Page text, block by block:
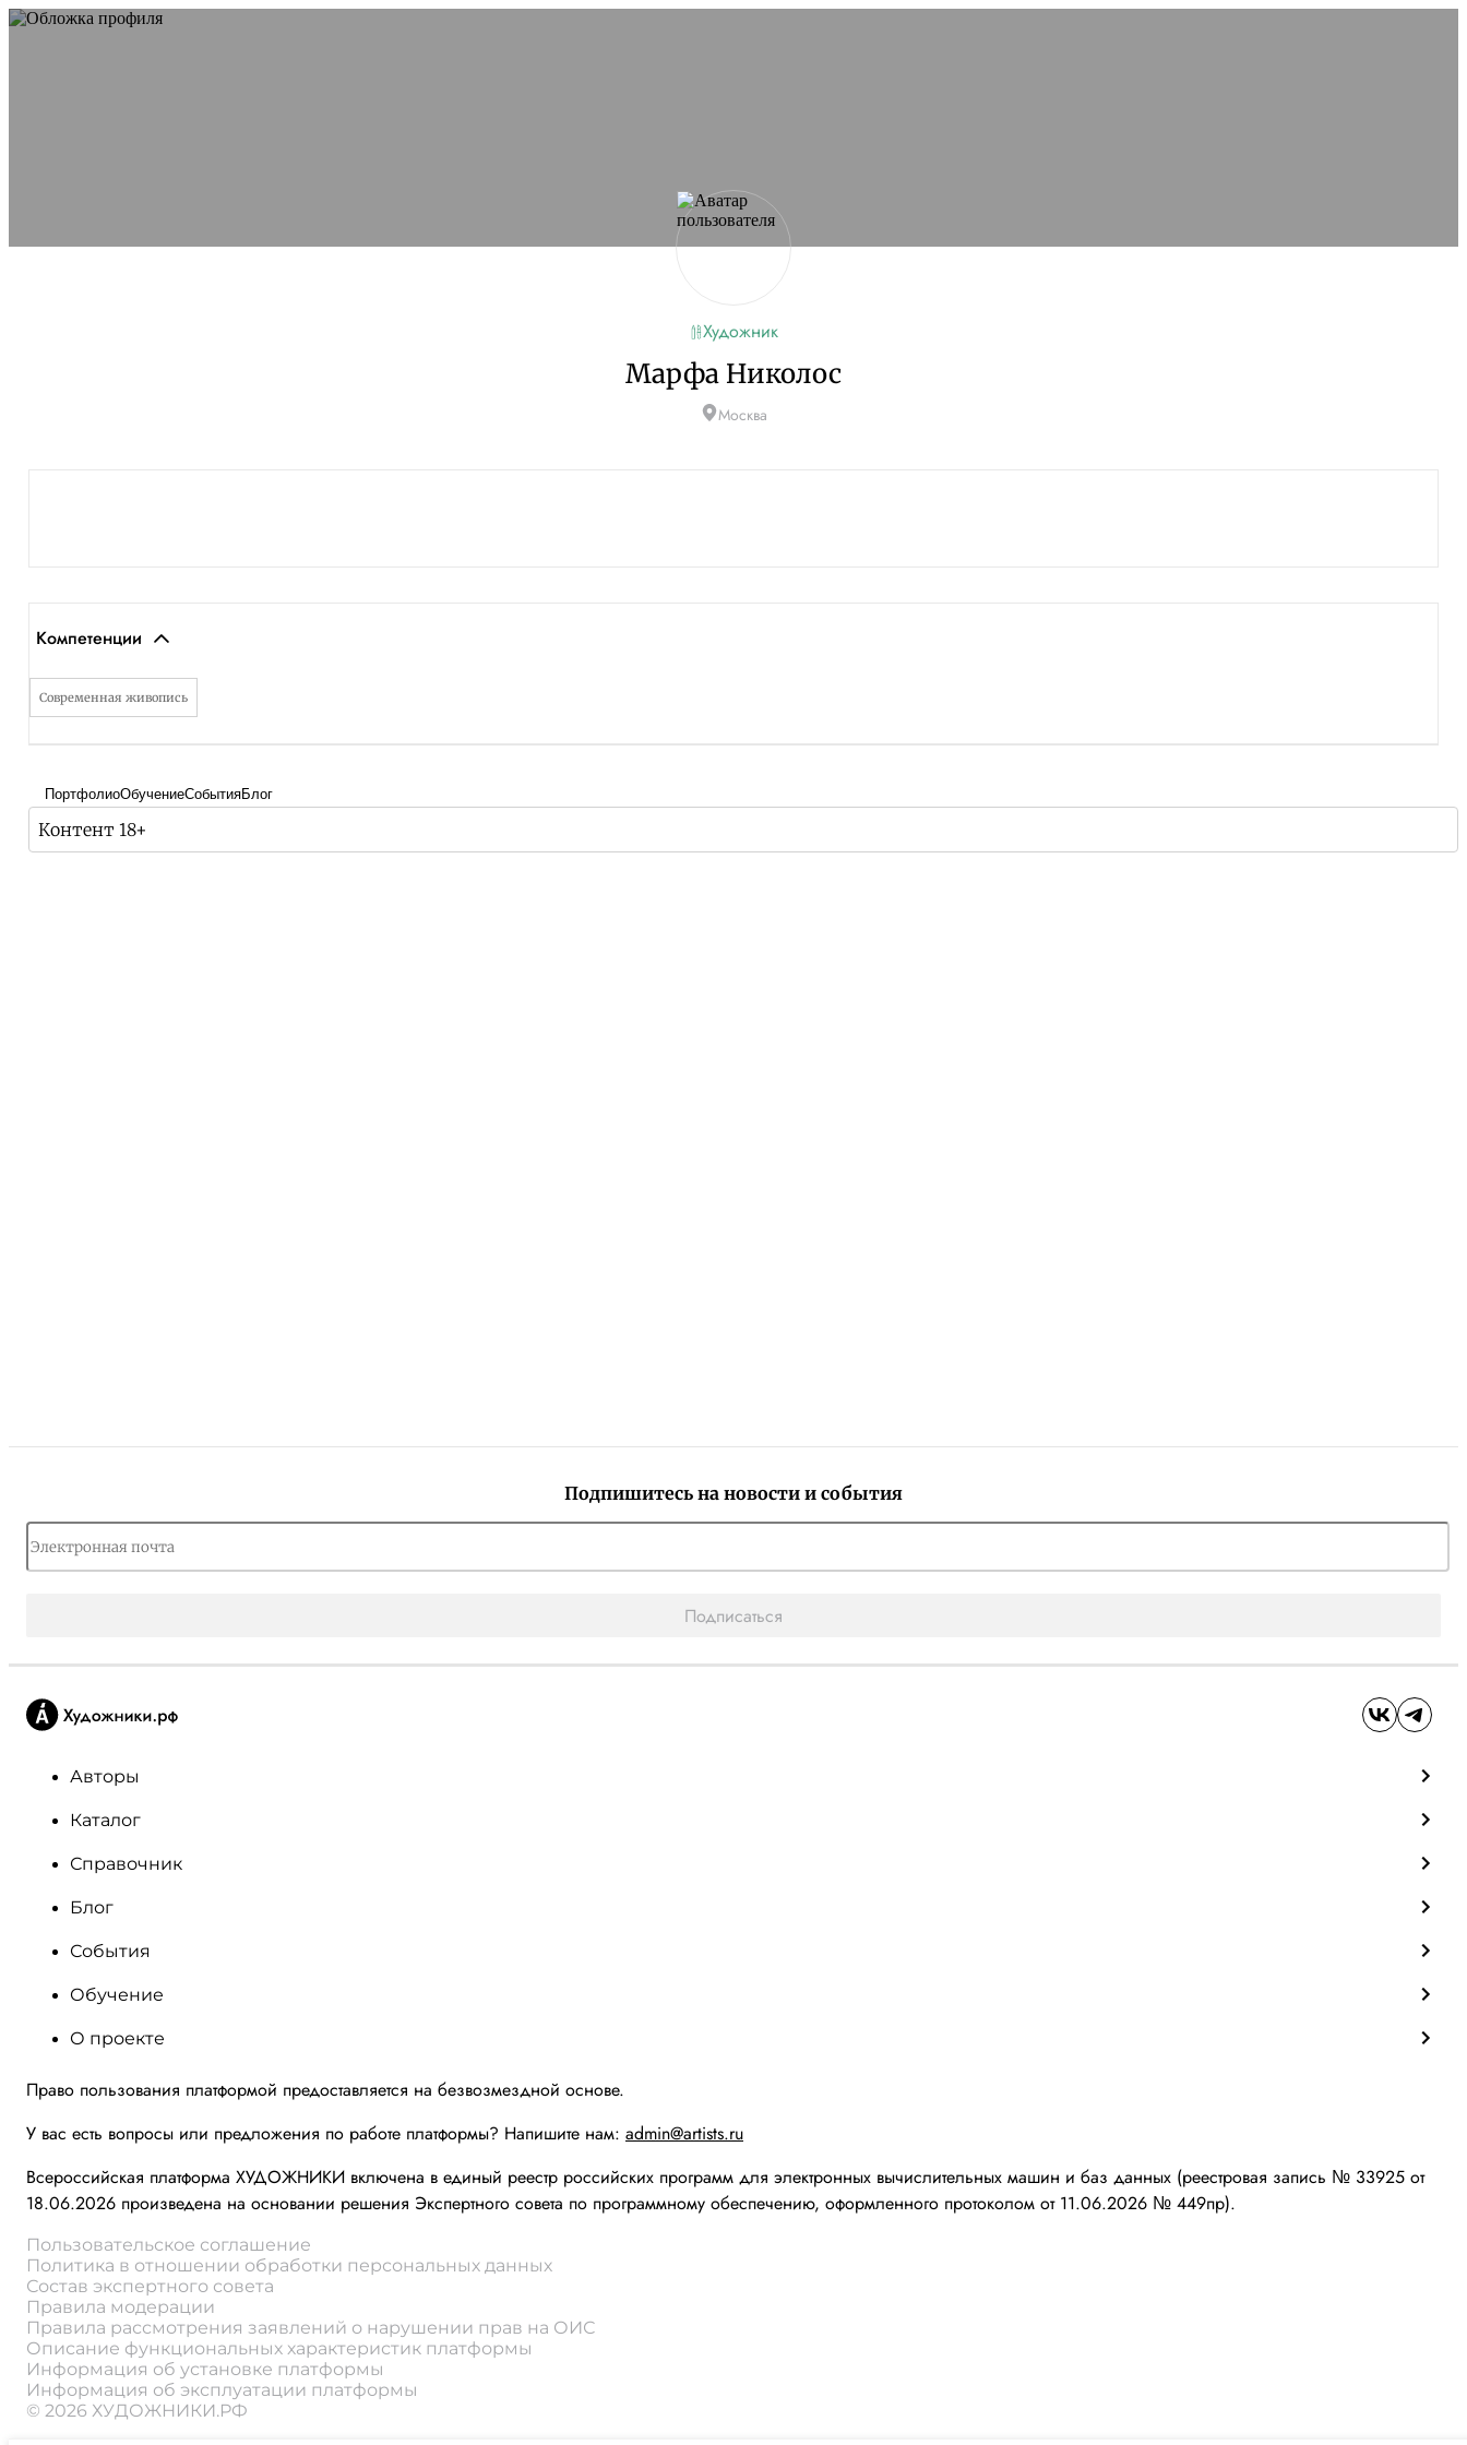
Художник
Марфа Николос
Москва
Компетенции
Современная живопись
ПортфолиоОбучениеСобытияБлог
Контент 18+
Подпишитесь на новости и события
Подписаться
Авторы
Каталог
Справочник
Блог
События
Обучение
О проекте
Право пользования платформой предоставляется на безвозмездной основе.
У вас есть вопросы или предложения по работе платформы? Напишите нам: admin@artists.ru
Всероссийская платформа ХУДОЖНИКИ включена в единый реестр российских программ для электронных вычислительных машин и баз данных (реестровая запись № 33925 от
18.06.2026 произведена на основании решения Экспертного совета по программному обеспечению, оформленного протоколом от 11.06.2026 № 449пр).
Пользовательское соглашение
Политика в отношении обработки персональных данных
Состав экспертного совета
Правила модерации
Правила рассмотрения заявлений о нарушении прав на ОИС
Описание функциональных характеристик платформы
Информация об установке платформы
Информация об эксплуатации платформы
© 2026 ХУДОЖНИКИ.РФ